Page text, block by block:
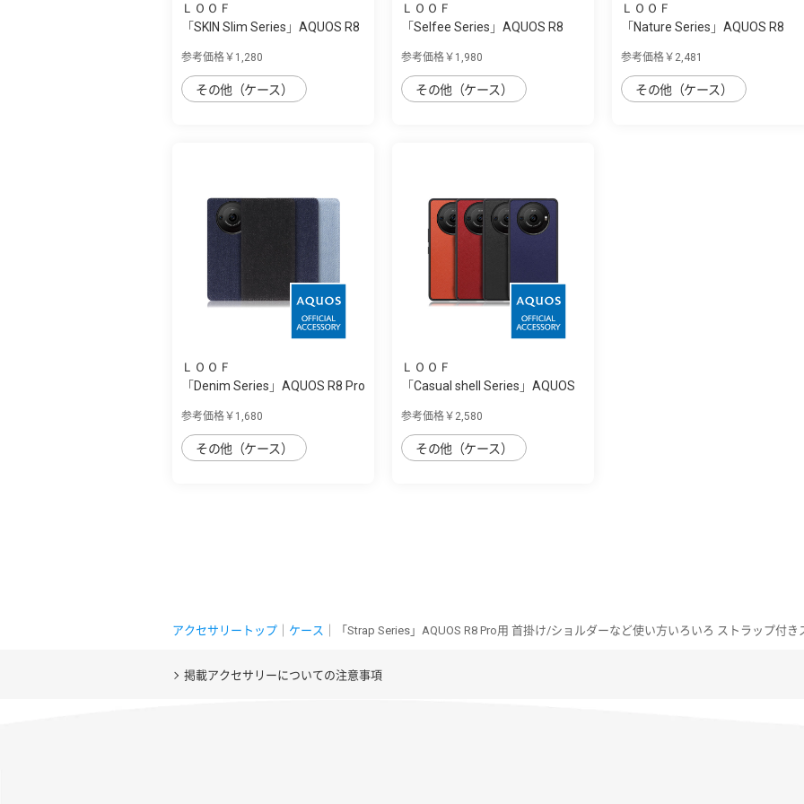
ＬＯＯＦ
「SKIN Slim Series」AQUOS R8
参考価格￥1,280
その他（ケース）
ＬＯＯＦ
「Selfee Series」AQUOS R8
参考価格￥1,980
その他（ケース）
ＬＯＯＦ
「Nature Series」AQUOS R8
参考価格￥2,481
その他（ケース）
ＬＯＯＦ
「Denim Series」AQUOS R8 Pro
参考価格￥1,680
その他（ケース）
ＬＯＯＦ
「Casual shell Series」AQUOS
参考価格￥2,580
その他（ケース）
アクセサリートップ ケース ｜「Strap Series」AQUOS R8 Pro用 首掛け/ショルダーなど使い方いろいろ ストラップ付き
掲載アクセサリーについての注意事項